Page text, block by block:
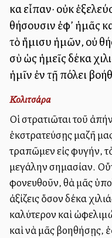
καὶ εἶπαν· οὐκ
θήσουσιν ἐφ’ ἡμᾶς
τὸ ἥμισυ ἡμῶν, οὐ
σὺ ὡς ἡμεῖς δέκα
ἡμῖν ἐν τῇ πόλει
Κολιτσάρα
Οἱ στρατιῶται τοῦ
ἐκστρατεύσῃς μαζῆ
τραπῶμεν εἰς φυγήν,
μεγάλην σημασίαν.
φονευθοῦν, θὰ μᾶς
ἀξίζεις ὅσον δέκα
καλύτερον καὶ
καὶ νὰ μᾶς βοηθήσῃς,